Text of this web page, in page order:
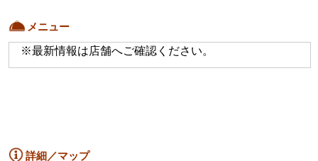
メニュー
※最新情報は店舗へご確認ください。
詳細／マップ